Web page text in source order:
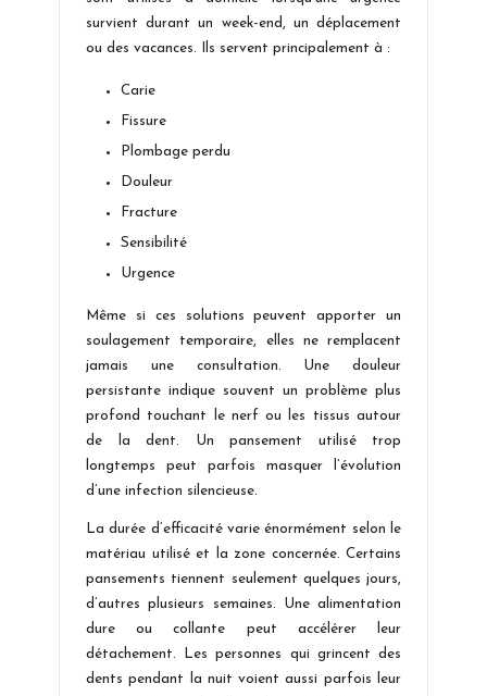
survient durant un week-end, un déplacement
ou des vacances. Ils servent principalement à :
Carie
Fissure
Plombage perdu
Douleur
Fracture
Sensibilité
Urgence
Même si ces solutions peuvent apporter un
soulagement temporaire, elles ne remplacent
jamais une consultation. Une douleur
persistante indique souvent un problème plus
profond touchant le nerf ou les tissus autour
de la dent. Un pansement utilisé trop
longtemps peut parfois masquer l’évolution
d’une infection silencieuse.
La durée d’efficacité varie énormément selon le
matériau utilisé et la zone concernée. Certains
pansements tiennent seulement quelques jours,
d’autres plusieurs semaines. Une alimentation
dure ou collante peut accélérer leur
détachement. Les personnes qui grincent des
dents pendant la nuit voient aussi parfois leur